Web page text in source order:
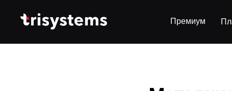
Премиум